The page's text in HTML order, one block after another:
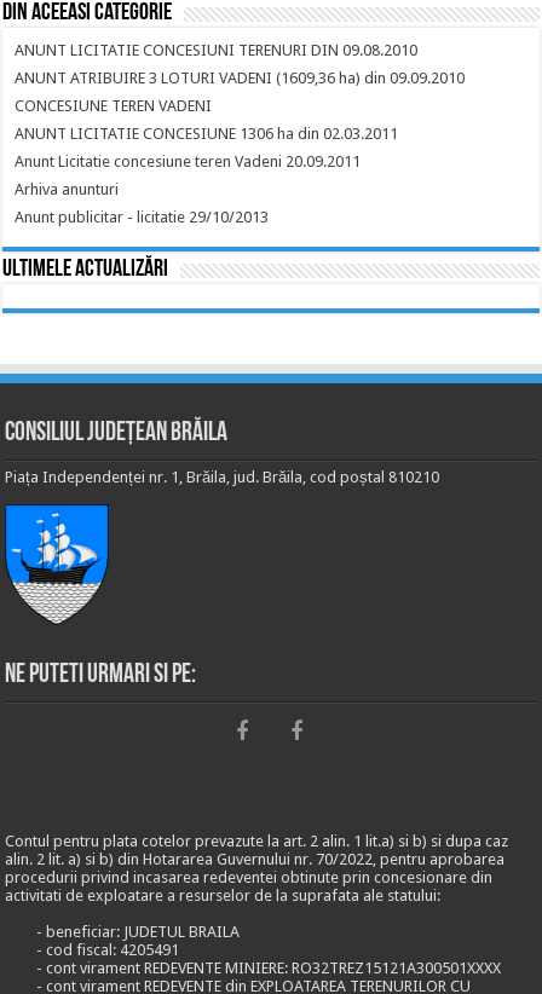
Din aceeasi categorie
ANUNT LICITATIE CONCESIUNI TERENURI DIN 09.08.2010
ANUNT ATRIBUIRE 3 LOTURI VADENI (1609,36 ha) din 09.09.2010
CONCESIUNE TEREN VADENI
ANUNT LICITATIE CONCESIUNE 1306 ha din 02.03.2011
Anunt Licitatie concesiune teren Vadeni 20.09.2011
Arhiva anunturi
Anunt publicitar - licitatie 29/10/2013
Ultimele actualizări
Consiliul Județean Brăila
Piața Independenței nr. 1, Brăila, jud. Brăila, cod poștal 810210
Ne puteti urmari si pe:
Contul pentru plata cotelor prevazute la art. 2 alin. 1 lit.a) si b) si dupa caz
alin. 2 lit. a) si b) din Hotararea Guvernului nr. 70/2022, pentru aprobarea
procedurii privind incasarea redeventei obtinute prin concesionare din
activitati de exploatare a resurselor de la suprafata ale statului:
- beneficiar: JUDETUL BRAILA
- cod fiscal: 4205491
- cont virament REDEVENTE MINIERE: RO32TREZ15121A300501XXXX
- cont virament REDEVENTE din EXPLOATAREA TERENURILOR CU